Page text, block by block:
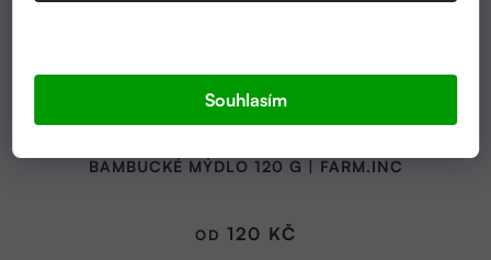
Souhlasím
BAMBUCKÉ MÝDLO 120 G | FARM.INC
Průměrné
produktu
OD 120 KČ